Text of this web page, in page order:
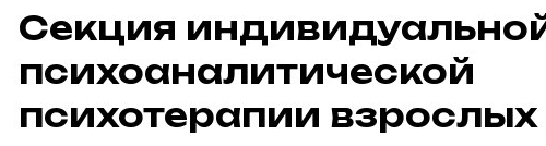
Секция
психоаналитической
психотерапии взрослых